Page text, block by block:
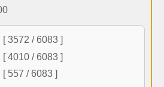
[ 3572 / 6083 ]
[ 4010 / 6083 ]
[ 557 / 6083 ]